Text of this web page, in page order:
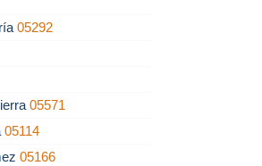
05292
05571
05114
05166